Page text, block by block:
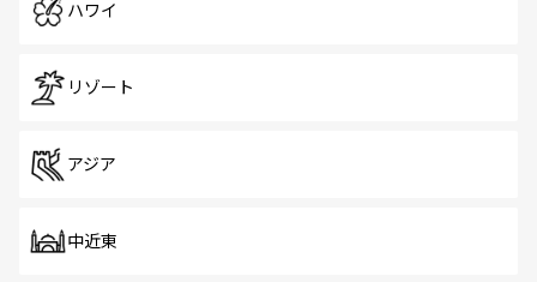
ハワイ
リゾート
アジア
中近東